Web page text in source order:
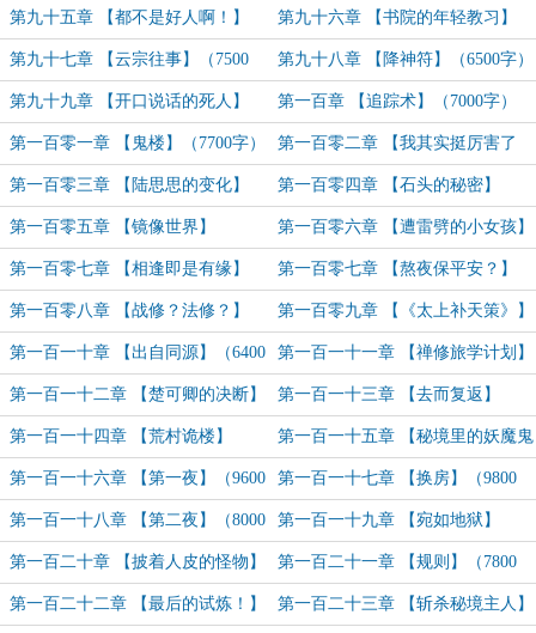
（7000字） 字）
第九十五章 【都不是好人啊！】
（8000字）
第九十六章 【书院的年轻教习】
（8800字）
第九十七章 【云宗往事】（7500
字）
第九十八章 【降神符】（6500字）
第九十九章 【开口说话的死人】
（6400）
第一百章 【追踪术】（7000字）
第一百零一章 【鬼楼】（7700字） 第一百零二章 【我其实挺厉害了
吧……】（11000字）
第一百零三章 【陆思思的变化】
（7400字）
第一百零四章 【石头的秘密】
（7000字）
第一百零五章 【镜像世界】
（6800）
第一百零六章 【遭雷劈的小女孩】
（7000字）
第一百零七章 【相逢即是有缘】
（6400）
第一百零七章 【熬夜保平安？】
（6600字）
第一百零八章 【战修？法修？】
（6200字）
第一百零九章 【《太上补天策》】
第一百一十章 【出自同源】（6400
字）
第一百一十一章 【禅修旅学计划】
（8200字）
第一百一十二章 【楚可卿的决断】
（8200字）
第一百一十三章 【去而复返】
（8000字）
第一百一十四章 【荒村诡楼】
（8200字）
第一百一十五章 【秘境里的妖魔鬼
怪】（8200字）
第一百一十六章 【第一夜】（9600
字）
第一百一十七章 【换房】（9800
字）
第一百一十八章 【第二夜】（8000
字）
第一百一十九章 【宛如地狱】
（6300字）
第一百二十章 【披着人皮的怪物】
（7800字）
第一百二十一章 【规则】（7800
字）
第一百二十二章 【最后的试炼！】 第一百二十三章 【斩杀秘境主人】